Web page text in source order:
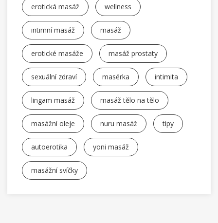
erotická masáž wellness
intimní masáž masáž
erotické masáže masáž prostaty
sexuální zdraví masérka intimita
lingam masáž masáž tělo na tělo
masážní oleje nuru masáž tipy
autoerotika yoni masáž
masážní svíčky